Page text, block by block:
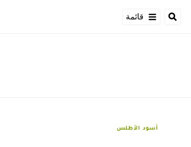
قائمة
أسود الأطلس